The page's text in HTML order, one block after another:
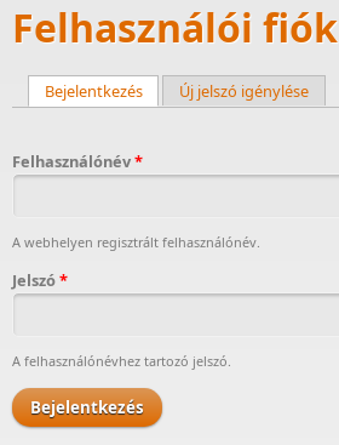
Felhasználói fiók
Bejelentkezés(aktív fül)Új jelszó igénylése
Felhasználónév*
A webhelyen regisztrált felhasználónév.
Jelszó*
A felhasználónévhez tartozó jelszó.